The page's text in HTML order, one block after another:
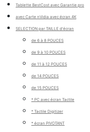
Tablette BestCost avec Garantie pro
avec Carte nVidia avec écran 4K
SELECTION par TAILLE d'écran
de 6 à 8 POUCES
de 9 à 10 POUCES
de 11 à 12 POUCES
de 14 POUCES
de 15 POUCES
* PC avec écran Tactile
* Tactile Digitizer
* écran PIVOTANT